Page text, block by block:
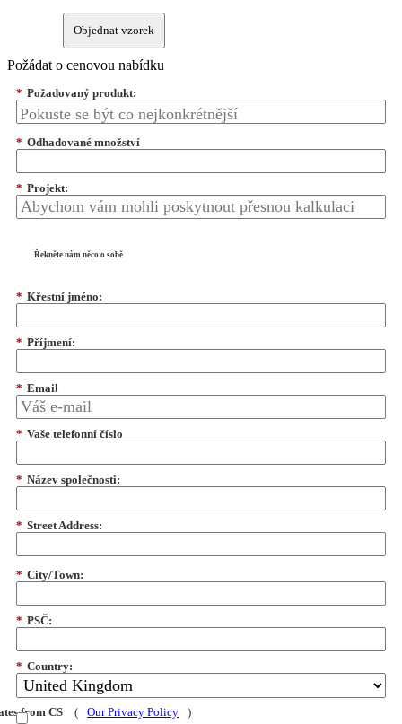
Objednat vzorek
Požádat o cenovou nabídku
* Požadovaný produkt:
* Odhadované množství
* Projekt:
Řekněte nám něco o sobě
* Křestní jméno:
* Příjmení:
* Email
* Vaše telefonní číslo
* Název společnosti:
* Street Address:
* City/Town:
* PSČ:
* Country:
from CS ( Our Privacy Policy )